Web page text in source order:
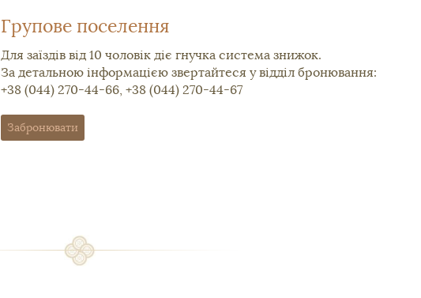
Групове поселення
Для заїздів від 10 чоловік діє гнучка система знижок.
За детальною інформацією звертайтеся у відділ бронювання:
+38 (044) 270-44-66, +38 (044) 270-44-67
Забронювати